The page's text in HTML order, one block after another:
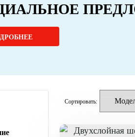
Сортировать: